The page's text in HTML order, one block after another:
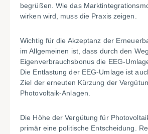
begrüßen. Wie das
wirken wird, muss die Praxis zeigen.
Wichtig für die Akzeptanz der
im Allgemeinen ist, dass durch den
Eigenverbrauchsbonus die EEG-
Die Entlastung der EEG-Umlage ist
Ziel der erneuten Kürzung der
Photovoltaik-Anlagen.
Die Höhe der Vergütung für
primär eine politische Entscheidung.